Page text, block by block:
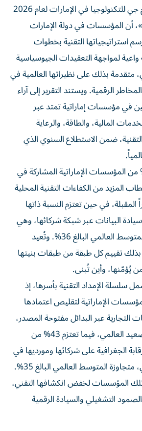
كشف تقرير كي بي إم جي للتكنولوجيا في الإمارات لعام 2026
أن المؤسسات في دولة الإمارات
استراتيجياتها التقنية بخطوات
لمواجهة التعقيدات الجيوسياسية
متقدمة بذلك على نظيراتها العالمية في
الرقمية. ويستند التقرير إلى آراء
في مؤسسات إماراتية تمتد عبر
المالية، والطاقة، والرعاية
ضمن الاستطلاع السنوي الذي
التقرير أن 54% من المؤسسات الإماراتية المشاركة في
المزيد من الكفاءات التقنية المحلية
في حين تعتزم النسبة ذاتها
البيانات عبر شبكة شركائها، وهي
نسب تكاد تضاعف المتوسط العالمي البالغ 36%. وتُعيد
بذلك تقييم كل طبقة من طبقات بنيتها
يُؤمّنها، وأين تُبنى.
سلسلة الإمداد التقنية بأسرها، إذ
الإماراتية لتقليص اعتمادها
عبر البدائل مفتوحة المصدر،
مقارنة بـ31% على الصعيد العالمي، فيما تعتزم 43% من
الجغرافية على شركائها ومورديها في
مجال الأمن السيبراني، متجاوزة المتوسط العالمي البالغ 35%.
من تلك المؤسسات لخفض انكشافها التقني،
التشغيلي والسيادة الرقمية